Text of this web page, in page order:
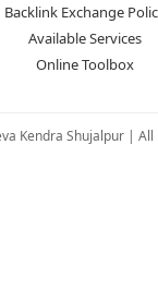
Backlink Exchange
Available Services
Online Toolbox
Kendra Shujalpur | All